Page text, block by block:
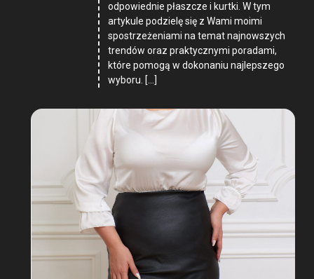
odpowiednie płaszcze i kurtki. W tym
artykule podzielę się z Wami moimi
spostrzeżeniami na temat najnowszych
trendów oraz praktycznymi poradami,
które pomogą w dokonaniu najlepszego
wyboru. […]